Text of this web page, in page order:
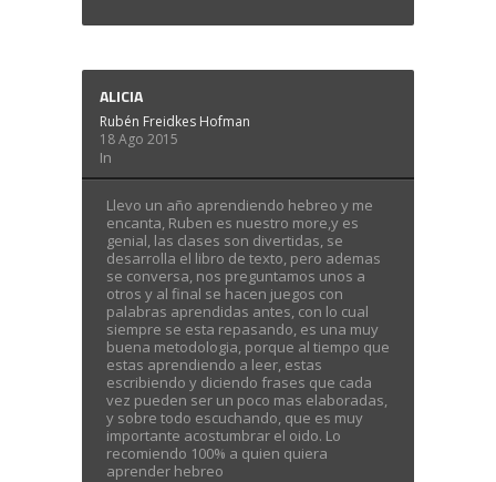
ALICIA
Rubén Freidkes Hofman
18 Ago 2015
In
Llevo un año aprendiendo hebreo y me
encanta, Ruben es nuestro more,y es
genial, las clases son divertidas, se
desarrolla el libro de texto, pero ademas
se conversa, nos preguntamos unos a
otros y al final se hacen juegos con
palabras aprendidas antes, con lo cual
siempre se esta repasando, es una muy
buena metodologia, porque al tiempo que
estas aprendiendo a leer, estas
escribiendo y diciendo frases que cada
vez pueden ser un poco mas elaboradas,
y sobre todo escuchando, que es muy
importante acostumbrar el oido. Lo
recomiendo 100% a quien quiera
aprender hebreo